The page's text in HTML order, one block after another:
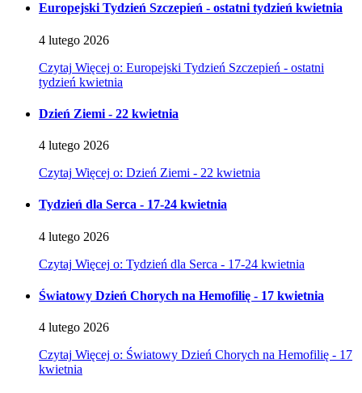
Europejski Tydzień Szczepień - ostatni tydzień kwietnia
4 lutego 2026
Czytaj Więcej o: Europejski Tydzień Szczepień - ostatni
tydzień kwietnia
Dzień Ziemi - 22 kwietnia
4 lutego 2026
Czytaj Więcej o: Dzień Ziemi - 22 kwietnia
Tydzień dla Serca - 17-24 kwietnia
4 lutego 2026
Czytaj Więcej o: Tydzień dla Serca - 17-24 kwietnia
Światowy Dzień Chorych na Hemofilię - 17 kwietnia
4 lutego 2026
Czytaj Więcej o: Światowy Dzień Chorych na Hemofilię - 17
kwietnia